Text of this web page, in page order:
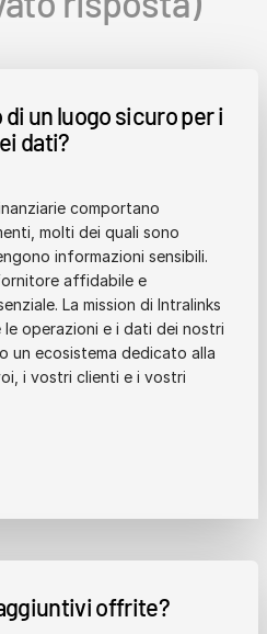
un luogo sicuro per i
dati?
comportano
molti dei quali sono
informazioni sensibili.
affidabile e
La mission di Intralinks
le operazioni e i dati dei nostri
un ecosistema dedicato alla
i vostri clienti e i vostri
offrite?